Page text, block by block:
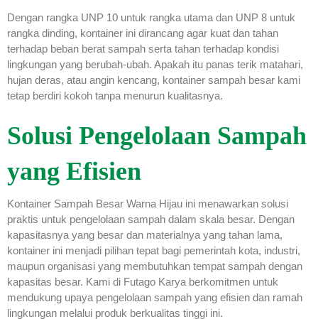
Dengan rangka UNP 10 untuk rangka utama dan UNP 8 untuk
rangka dinding, kontainer ini dirancang agar kuat dan tahan
terhadap beban berat sampah serta tahan terhadap kondisi
lingkungan yang berubah-ubah. Apakah itu panas terik matahari,
hujan deras, atau angin kencang, kontainer sampah besar kami
tetap berdiri kokoh tanpa menurun kualitasnya.
Solusi Pengelolaan Sampah
yang Efisien
Kontainer Sampah Besar Warna Hijau ini menawarkan solusi
praktis untuk pengelolaan sampah dalam skala besar. Dengan
kapasitasnya yang besar dan materialnya yang tahan lama,
kontainer ini menjadi pilihan tepat bagi pemerintah kota, industri,
maupun organisasi yang membutuhkan tempat sampah dengan
kapasitas besar. Kami di Futago Karya berkomitmen untuk
mendukung upaya pengelolaan sampah yang efisien dan ramah
lingkungan melalui produk berkualitas tinggi ini.